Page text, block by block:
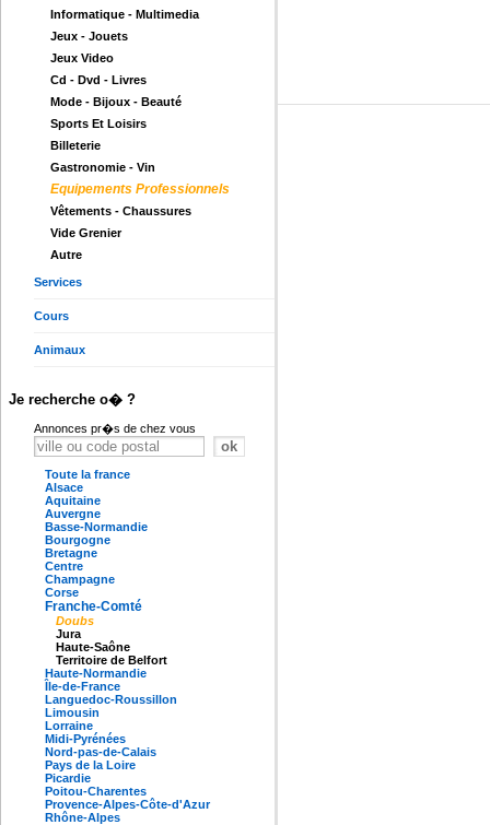
Informatique - Multimedia
Jeux - Jouets
Jeux Video
Cd - Dvd - Livres
Mode - Bijoux - Beauté
Sports Et Loisirs
Billeterie
Gastronomie - Vin
Equipements Professionnels
Vêtements - Chaussures
Vide Grenier
Autre
Services
Cours
Animaux
Je recherche o� ?
Annonces pr�s de chez vous
Toute la france
Alsace
Aquitaine
Auvergne
Basse-Normandie
Bourgogne
Bretagne
Centre
Champagne
Corse
Franche-Comté
Doubs
Jura
Haute-Saône
Territoire de Belfort
Haute-Normandie
Île-de-France
Languedoc-Roussillon
Limousin
Lorraine
Midi-Pyrénées
Nord-pas-de-Calais
Pays de la Loire
Picardie
Poitou-Charentes
Provence-Alpes-Côte-d'Azur
Rhône-Alpes